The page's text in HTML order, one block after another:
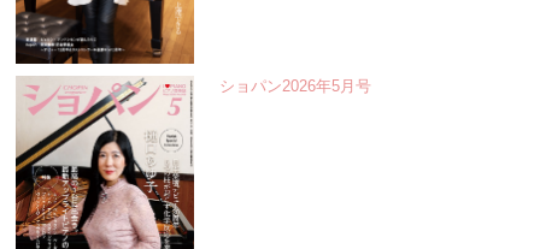
ショパン2026年5月号